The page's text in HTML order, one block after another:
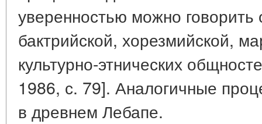
уверенностью можно
бактрийской, хорезмийской,
культурно-этнических
1986, с. 79]. Аналогичные
в древнем Лебапе.